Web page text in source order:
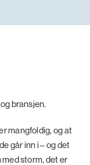
bransjen.
mangfoldig, og at
går inn i – og det
med storm, det er